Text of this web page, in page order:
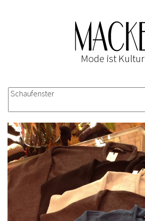
Mode ist Kultur